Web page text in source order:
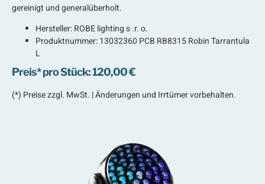
gereinigt und generalüberholt.
Hersteller:ROBE lighting s .r. o.
Produktnummer: 13032360 PCB RB8315 Robin Tarrantula
L
Preis* pro Stück: 120,00 €
(*) Preise zzgl. MwSt. | Änderungen und Irrtümer vorbehalten.